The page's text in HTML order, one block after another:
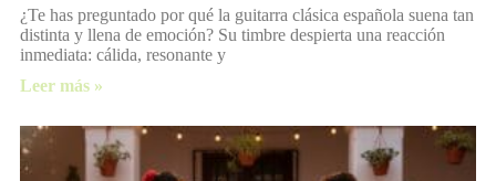
¿Te has preguntado por qué la guitarra clásica española suena tan
distinta y llena de emoción? Su timbre despierta una reacción
inmediata: cálida, resonante y
Leer más »